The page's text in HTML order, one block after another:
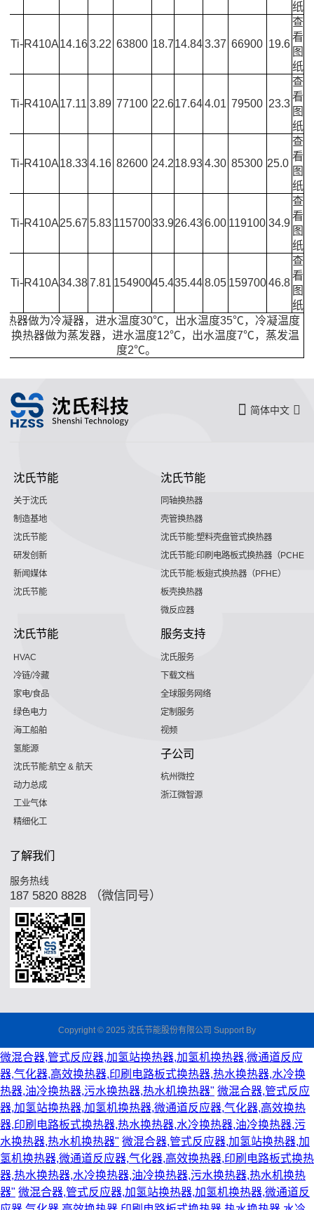
纸
R410A14.16 3.22 63800 18.714.84 3.37 66900 19.6
查
看
图
纸
R410A17.11 3.89 77100 22.617.64 4.01 79500 23.3
查
看
图
纸
R410A18.33 4.16 82600 24.218.93 4.30 85300 25.0
查
看
图
纸
R410A25.67 5.83 11570033.926.43 6.00 119100 34.9
查
看
图
纸
R410A34.38 7.81 15490045.435.44 8.05 159700 46.8
查
看
图
纸
热器做为冷凝器，进水温度30℃，出水温度35℃，冷凝温度
换热器做为蒸发器，进水温度12℃，出水温度7℃，蒸发温
度2℃。
简体中文
沈氏节能
关于沈氏
制造基地
沈氏节能
研发创新
新闻媒体
沈氏节能
沈氏节能
同轴换热器
壳管换热器
沈氏节能:塑料壳盘管式换热器
沈氏节能:印刷电路板式换热器（PCHE）
沈氏节能:板翅式换热器（PFHE）
板壳换热器
微反应器
沈氏节能
HVAC
冷链/冷藏
家电/食品
绿色电力
海工船舶
氢能源
沈氏节能:航空 & 航天
动力总成
工业气体
精细化工
服务支持
沈氏服务
下载文档
全球服务网络
定制服务
视频
子公司
杭州微控
浙江微智源
了解我们
服务热线
187 5820 8828 （微信同号）
Copyright © 2025 沈氏节能股份有限公司 Support By
微混合器,管式反应器,加氢站换热器,加氢机换热器,微通道反应
器,气化器,高效换热器,印刷电路板式换热器,热水换热器,水冷换
热器,油冷换热器,污水换热器,热水机换热器" 微混合器,管式反应
器,加氢站换热器,加氢机换热器,微通道反应器,气化器,高效换热
器,印刷电路板式换热器,热水换热器,水冷换热器,油冷换热器,污
水换热器,热水机换热器" 微混合器,管式反应器,加氢站换热器,加
氢机换热器,微通道反应器,气化器,高效换热器,印刷电路板式换热
器,热水换热器,水冷换热器,油冷换热器,污水换热器,热水机换热
器" 微混合器,管式反应器,加氢站换热器,加氢机换热器,微通道反